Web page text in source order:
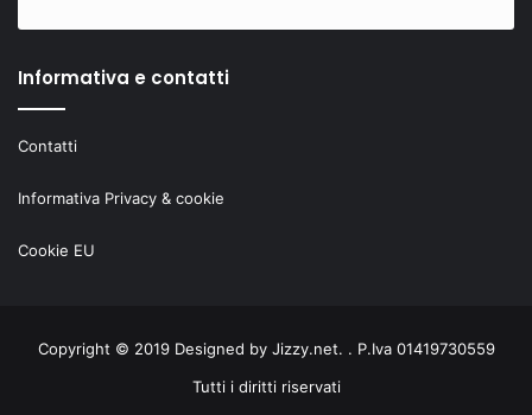
Informativa e contatti
Contatti
Informativa Privacy & cookie
Cookie EU
Copyright © 2019 Designed by Jizzy.net. . P.Iva 01419730559
Tutti i diritti riservati